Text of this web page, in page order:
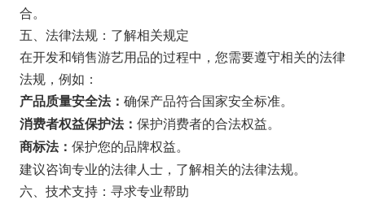
合。
五、法律法规：了解相关规定
在开发和销售游艺用品的过程中，您需要遵守相关的法律
法规，例如：
产品质量安全法： 确保产品符合国家安全标准。
消费者权益保护法： 保护消费者的合法权益。
商标法： 保护您的品牌权益。
建议咨询专业的法律人士，了解相关的法律法规。
六、技术支持：寻求专业帮助